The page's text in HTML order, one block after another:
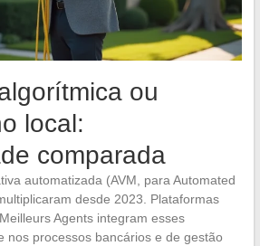
ou
local:
comparada
automatizada (AVM, para Automated
desde 2023. Plataformas
Agents integram esses
nos processos bancários e de gestão